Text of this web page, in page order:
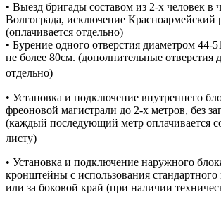
• Выезд бригады составом из 2-х человек в
Волгограда, исключение Красноармейский
(оплачивается отдельно)
• Бурение одного отверстия диаметром 44-
не более 80см. (дополнительные отверстия
отдельно)
• Установка и подключение внутреннего
фреоновой магистрали до 2-х метров, без
(каждый последующий метр оплачивается
листу)
• Установка и подключение наружного
кронштейны с использования
или за боковой край (при наличии